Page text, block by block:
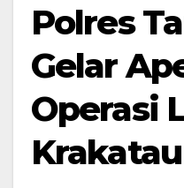
Polres
Gelar
Operasi